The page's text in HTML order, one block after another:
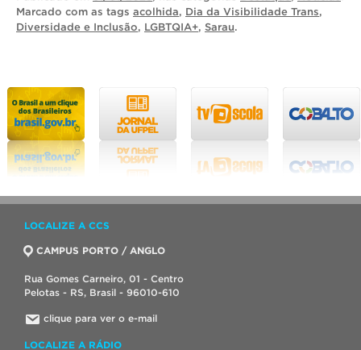
Marcado com as tags acolhida, Dia da Visibilidade Trans,
Diversidade e Inclusão, LGBTQIA+, Sarau.
LOCALIZE A CCS
CAMPUS PORTO / ANGLO
Rua Gomes Carneiro, 01 - Centro
Pelotas - RS, Brasil - 96010-610
clique para ver o e-mail
LOCALIZE A RÁDIO